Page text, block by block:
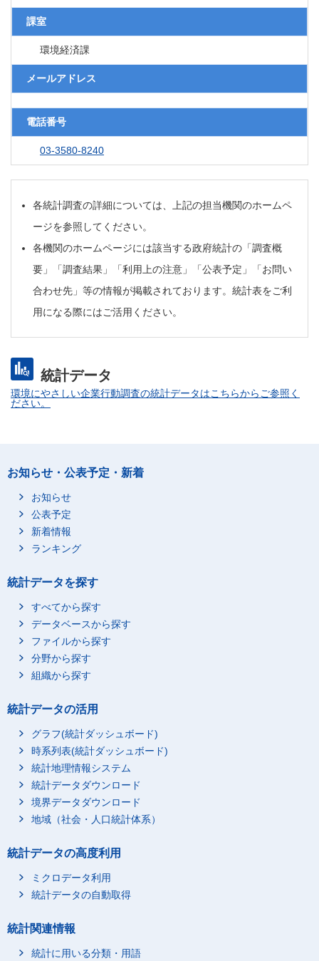
課室
環境経済課
メールアドレス
電話番号
03-3580-8240
各統計調査の詳細については、上記の担当機関のホームペ
ージを参照してください。
各機関のホームページには該当する政府統計の「調査概
要」「調査結果」「利用上の注意」「公表予定」「お問い
合わせ先」等の情報が掲載されております。統計表をご利
用になる際にはご活用ください。
統計データ
環境にやさしい企業行動調査の統計データはこちらからご参照く
ださい。
お知らせ・公表予定・新着
お知らせ
公表予定
新着情報
ランキング
統計データを探す
すべてから探す
データベースから探す
ファイルから探す
分野から探す
組織から探す
統計データの活用
グラフ(統計ダッシュボード)
時系列表(統計ダッシュボード)
統計地理情報システム
統計データダウンロード
境界データダウンロード
地域（社会・人口統計体系）
統計データの高度利用
ミクロデータ利用
統計データの自動取得
統計関連情報
統計に用いる分類・用語